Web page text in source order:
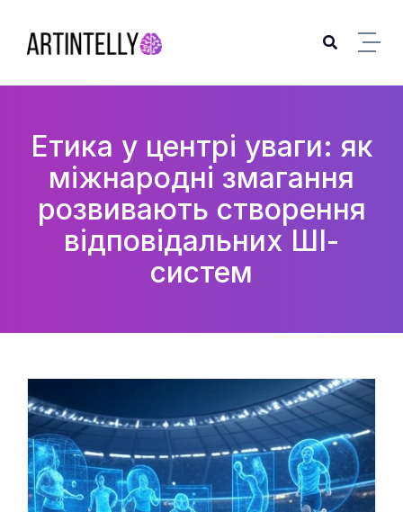
Етика у центрі уваги: як
міжнародні змагання
розвивають створення
відповідальних ШІ-
систем